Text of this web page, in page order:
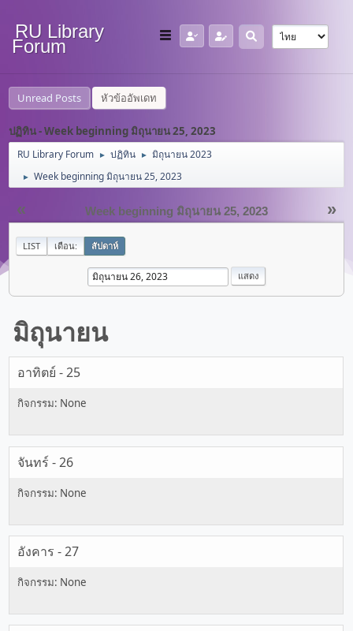
RU Library
Forum
Unread Posts หัวข้ออัพเดท
ปฏิทิน - Week beginning มิถุนายน 25, 2023
RU Library Forum ► ปฏิทิน ► มิถุนายน 2023
► Week beginning มิถุนายน 25, 2023
« »
Week beginning มิถุนายน 25, 2023
LIST เดือน: สัปดาห์
มิถุนายน
อาทิตย์ - 25
จันทร์ - 26
อังคาร - 27